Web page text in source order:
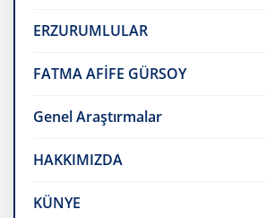
ERZURUMLULAR
FATMA AFİFE GÜRSOY
Genel Araştırmalar
HAKKIMIZDA
KÜNYE